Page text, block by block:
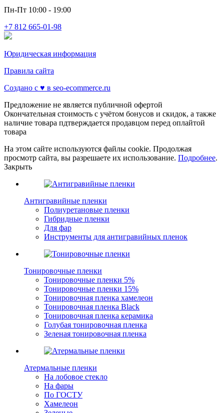
Пн-Пт 10:00 - 19:00
+7 812 665-01-98
Юридическая информация
Правила сайта
Создано с ♥️ в seo-ecommerce.ru
Предложение не является публичной офертой
Окончательная стоимость с учётом бонусов и скидок, а также
наличие товара пдтверждается продавцом перед оплайтой
товара
На этом сайте используются файлы cookie. Продолжая
просмотр сайта, вы разрешаете их использование. Подробнее.
Закрыть
Антигравийные пленки
Полиуретановые пленки
Гибридные пленки
Для фар
Инструменты для антигравийных пленок
Тонировочные пленки
Тонировочные пленки 5%
Тонировочные пленки 15%
Тонировочная пленка хамелеон
Тонировочная пленка Black
Тонировочная пленка керамика
Голубая тонировочная пленка
Зеленая тонировочная пленка
Атермальные пленки
На лобовое стекло
На фары
По ГОСТУ
Хамелеон